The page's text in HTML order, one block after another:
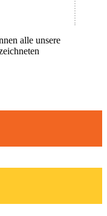
alle unsere